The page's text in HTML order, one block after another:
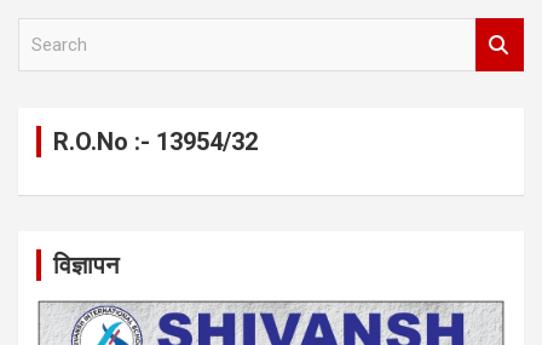
R.O.No :- 13954/32
विज्ञापन